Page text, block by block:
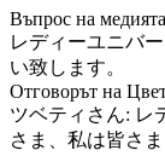
Въпрос на
レディーユニバ
い致します。
Отговорът на
ツベティさん: レ
さま、私は皆さ